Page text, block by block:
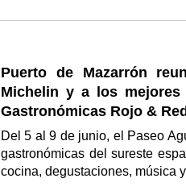
Puerto de Mazarrón
Michelin y a los
Gastronómicas Rojo &
Del 5 al 9 de junio, el Paseo
gastronómicas del sureste
cocina, degustaciones, música